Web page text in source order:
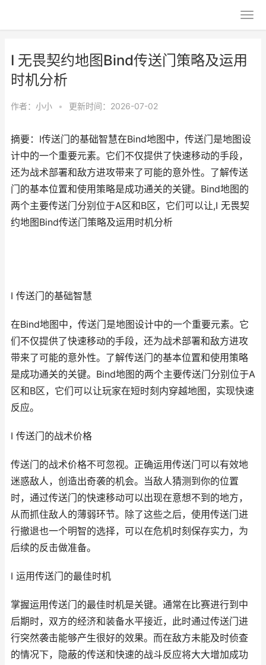
I 无畏契约地图Bind传送门策略及运用
时机分析
作者： 小小 • 更新时间：2026-07-02
摘要：I传送门的基础智慧在Bind地图中，传送门是地图设
计中的一个重要元素。它们不仅提供了快速移动的手段，
还为战术部署和敌方进攻带来了可能的意外性。了解传送
门的基本位置和使用策略是成功通关的关键。Bind地图的
两个主要传送门分别位于A区和B区，它们可以让,I 无畏契
约地图Bind传送门策略及运用时机分析
I 传送门的基础智慧
在Bind地图中，传送门是地图设计中的一个重要元素。它
们不仅提供了快速移动的手段，还为战术部署和敌方进攻
带来了可能的意外性。了解传送门的基本位置和使用策略
是成功通关的关键。Bind地图的两个主要传送门分别位于A
区和B区，它们可以让玩家在短时刻内穿越地图，实现快速
反应。
I 传送门的战术价格
传送门的战术价格不可忽视。正确运用传送门可以有效地
迷惑敌人，创造出奇袭的机会。当敌人猜测到你的位置
时，通过传送门的快速移动可以出现在意想不到的地方，
从而抓住敌人的薄弱环节。除了这些之后，使用传送门进
行撤退也一个明智的选择，可以在危机时刻保存实力，为
后续的反击做准备。
I 运用传送门的最佳时机
掌握运用传送门的最佳时机是关键。通常在比赛进行到中
后期时，双方的经济和装备水平接近，此时通过传送门进
行突然袭击能够产生很好的效果。而在敌方未能及时侦查
的情况下，隐蔽的传送和快速的战斗反应将大大增加成功